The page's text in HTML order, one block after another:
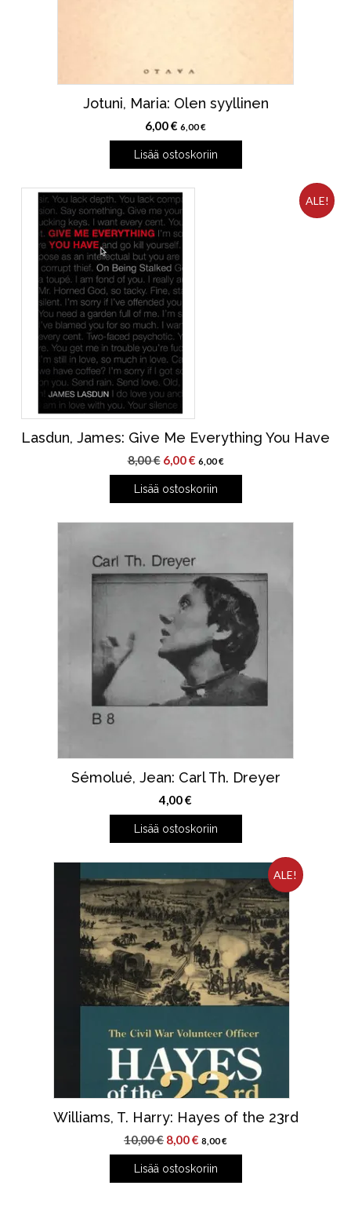
Jotuni, Maria: Olen syyllinen
6,00€ 6,00€
Lisää ostoskoriin
ALE!
Lasdun, James: Give Me Everything You Have
8,00€ Alkuperäinen
hinta
oli:
6,00€Nykyinen
hinta
on:
6,00€
Lisää ostoskoriin
Sémolué, Jean: Carl Th. Dreyer
4,00€
Lisää ostoskoriin
ALE!
Williams, T. Harry: Hayes of the 23rd
10,00€ Alkuperäinen
hinta
oli:
8,00€ Nykyinen
hinta
on:
8,00€
Lisää ostoskoriin